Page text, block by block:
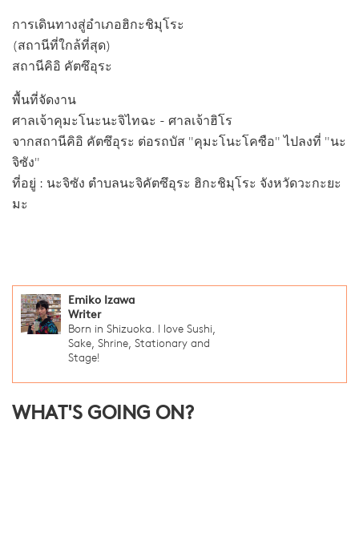
การเดินทางสู่อำเภอฮิกะชิมุโระ
(สถานีที่ใกล้ที่สุด)
สถานีคิอิ คัตซึอุระ
พื้นที่จัดงาน
ศาลเจ้าคุมะโนะนะจิไทฉะ - ศาลเจ้าฮิโร
จากสถานีคิอิ คัตซึอุระ ต่อรถบัส "คุมะโนะโคซือ" ไปลงที่ "นะ
จิซัง"
ที่อยู่ : นะจิซัง ตำบลนะจิคัตซึอุระ ฮิกะชิมุโระ จังหวัดวะกะยะ
มะ
Emiko Izawa
Writer
Born in Shizuoka. I love Sushi,
Sake, Shrine, Stationary and
Stage!
WHAT'S GOING ON?